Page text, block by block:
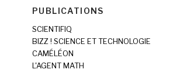
PUBLICATIONS
SCIENTIFIQ
BIZZ ! SCIENCE ET TECHNOLOGIE
CAMÉLÉON
L'AGENT MATH